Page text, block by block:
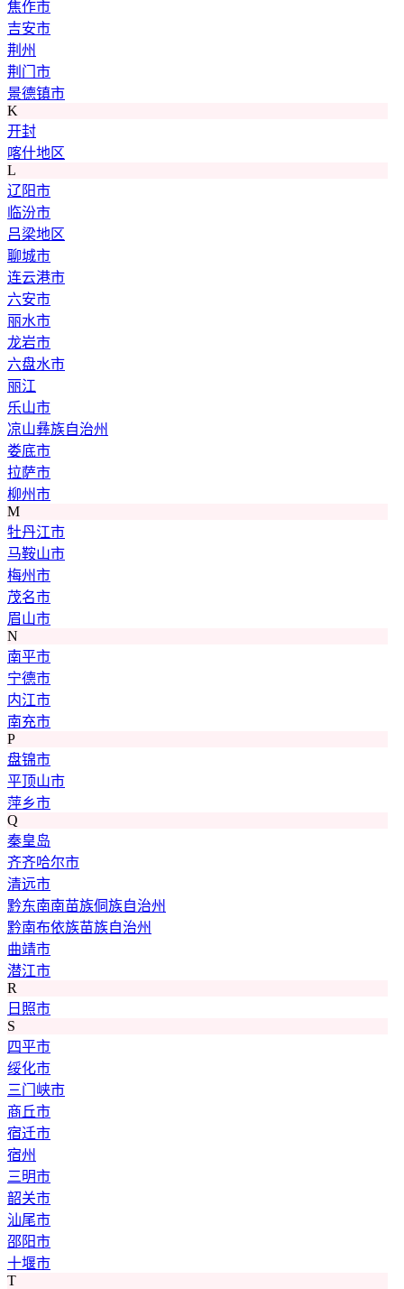
焦作市
吉安市
荆州
荆门市
景德镇市
K
开封
喀什地区
L
辽阳市
临汾市
吕梁地区
聊城市
连云港市
六安市
丽水市
龙岩市
六盘水市
丽江
乐山市
凉山彝族自治州
娄底市
拉萨市
柳州市
M
牡丹江市
马鞍山市
梅州市
茂名市
眉山市
N
南平市
宁德市
内江市
南充市
P
盘锦市
平顶山市
萍乡市
Q
秦皇岛
齐齐哈尔市
清远市
黔东南南苗族侗族自治州
黔南布依族苗族自治州
曲靖市
潜江市
R
日照市
S
四平市
绥化市
三门峡市
商丘市
宿迁市
宿州
三明市
韶关市
汕尾市
邵阳市
十堰市
T